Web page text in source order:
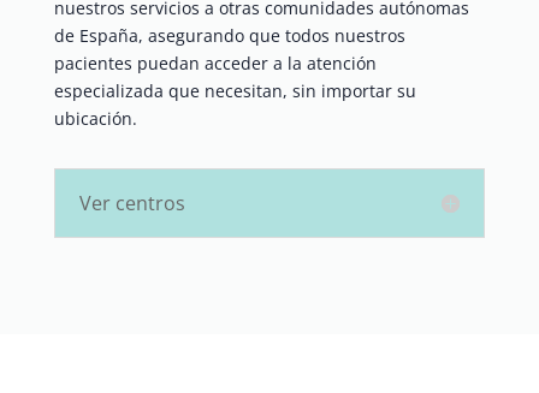
nuestros servicios a otras comunidades autónomas
de España, asegurando que todos nuestros
pacientes puedan acceder a la atención
especializada que necesitan, sin importar su
ubicación.
Ver centros